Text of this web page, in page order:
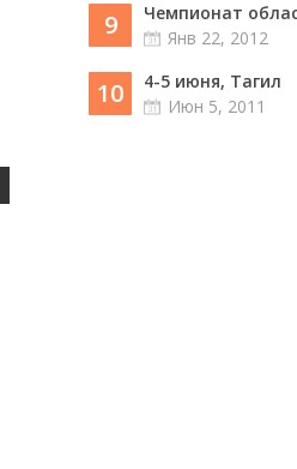
9
Чемпионат
Янв 22, 2012
10
4-5 июня, Тагил
Июн 5, 2011